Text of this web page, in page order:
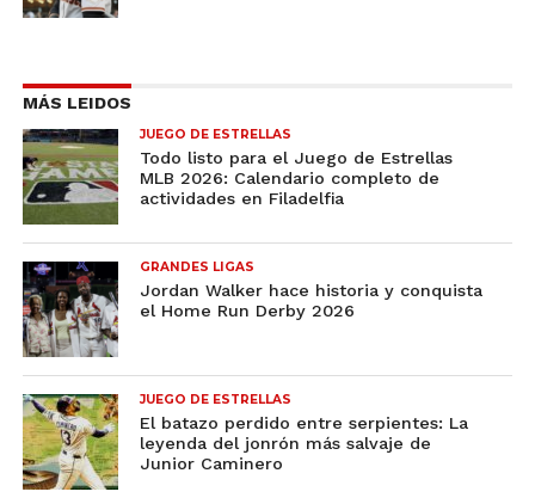
MÁS LEIDOS
JUEGO DE ESTRELLAS
Todo listo para el Juego de Estrellas
MLB 2026: Calendario completo de
actividades en Filadelfia
GRANDES LIGAS
Jordan Walker hace historia y conquista
el Home Run Derby 2026
JUEGO DE ESTRELLAS
El batazo perdido entre serpientes: La
leyenda del jonrón más salvaje de
Junior Caminero